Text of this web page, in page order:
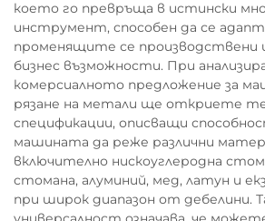
което го превръща в истински
инструмент, способен да се
променящите се производствени
бизнес възможности. При
комерсиалното предложение за
рязане на метали ще откриете
спецификации, описващи
машината да реже различни
включително нискоуглеродна
стомана, алуминий, мед, латун и
при широк диапазон от дебелини.